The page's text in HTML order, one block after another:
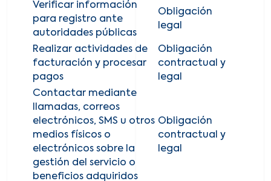
Verificar información
para registro ante
autoridades públicas
Obligación
legal
Realizar actividades de
facturación y procesar
pagos
Obligación
contractual y
legal
Contactar mediante
llamadas, correos
electrónicos, SMS u otros
medios físicos o
electrónicos sobre la
gestión del servicio o
beneficios adquiridos
Obligación
contractual y
legal